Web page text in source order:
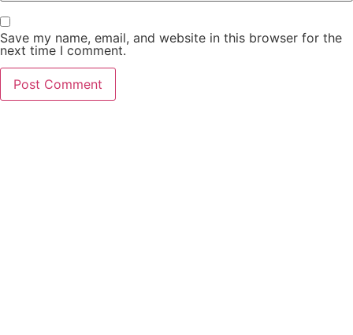
Save my name, email, and website in this browser for the
next time I comment.